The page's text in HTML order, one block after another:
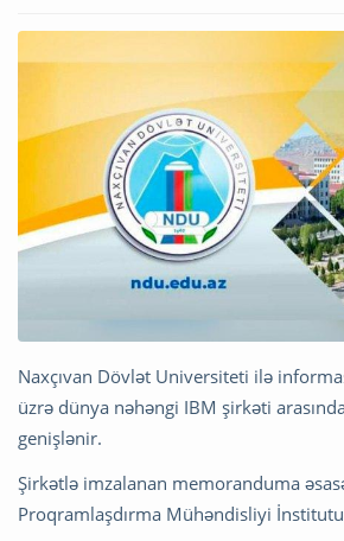
Naxçıvan Dövlət Universiteti ilə
üzrə dünya nəhəngi IBM şirkəti
genişlənir.
Şirkətlə imzalanan memoranduma
Proqramlaşdırma Mühəndisliyi İnstitutu